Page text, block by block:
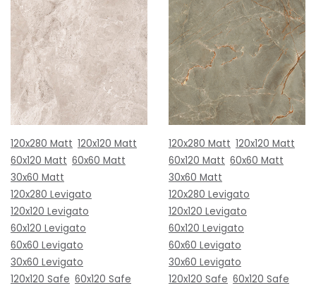
120x280 Matt 120x120 Matt
60x120 Matt 60x60 Matt
30x60 Matt
120x280 Levigato
120x120 Levigato
60x120 Levigato
60x60 Levigato
30x60 Levigato
120x120 Safe 60x120 Safe
120x280 Matt 120x120 Matt
60x120 Matt 60x60 Matt
30x60 Matt
120x280 Levigato
120x120 Levigato
60x120 Levigato
60x60 Levigato
30x60 Levigato
120x120 Safe 60x120 Safe